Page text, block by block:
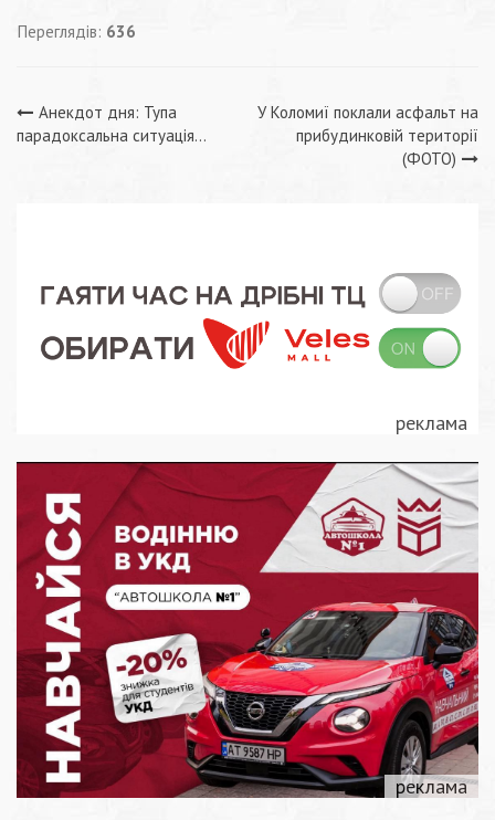
Переглядів: 636
Навігація
Анекдот дня: Тупа
парадоксальна ситуація…
У Коломиї поклали асфальт на
прибудинковій території
(ФОТО)